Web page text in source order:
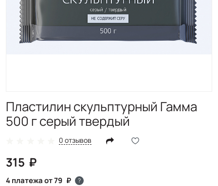
Пластилин скульптурный Гамма
500 г серый твердый
0 отзывов
315
4 платежа от 79 ?